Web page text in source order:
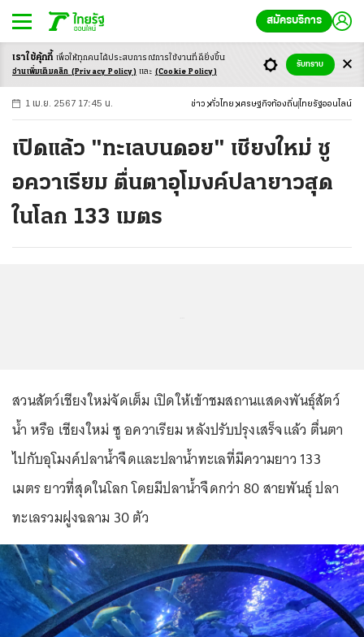
สมัครบริการ
-ก ก ก+
1 เม.ย. 2567 17:45 น. ข่าว ทั่วไทย เศรษฐกิจท้องถิ่น ไทยรัฐออนไลน์
เปิดแล้ว "ทะเลบนดอย" เชียงใหม่ ซู
อควาเรียม ตื่นตาอุโมงค์ปลายาวสุด
ในโลก 133 เมตร
สวนสัตว์เชียงใหม่จัดเต็ม เปิดให้เข้าชมสถานแสดงพันธุ์สัตว์
น้ำ หรือ เชียงใหม่ ซู อควาเรียม หลังปรับปรุงเสร็จแล้ว ตื่นตา
ไปกับอุโมงค์ปลาน้ำจืดและปลาน้ำทะเลที่มีความยาว 133
เมตร ยาวที่สุดในโลก โดยมีปลาน้ำจืดกว่า 80 สายพันธุ์ ปลา
ทะเลรวมฝูงฉลาม 30 ตัว
เราใช้คุ้กกี้ เพื่อให้ทุกคนได้ประสบการณ์การใช้งานที่ดียิ่งขึ้น
อ่านเพิ่มเติมคลิก (Privacy Policy) และ (Cookie Policy)
รับทราบ